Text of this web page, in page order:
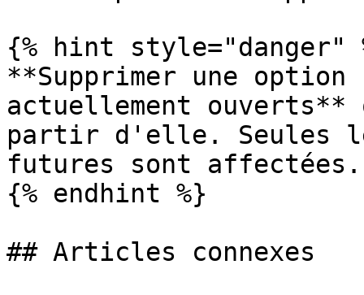
{% hint style="danger"
**Supprimer une
actuellement
partir d'elle. Seules
futures sont affectées.
{% endhint %}
## Articles connexes